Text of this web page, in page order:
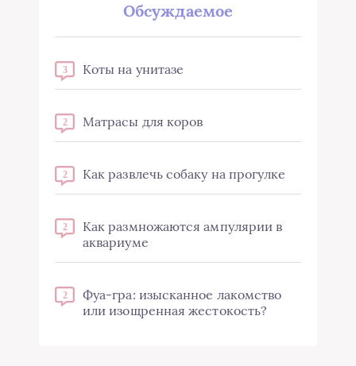
Обсуждаемое
3 Коты на унитазе
2 Матрасы для коров
2 Как развлечь собаку на прогулке
2
Как размножаются ампулярии в
аквариуме
2
Фуа-гра: изысканное лакомство
или изощренная жестокость?